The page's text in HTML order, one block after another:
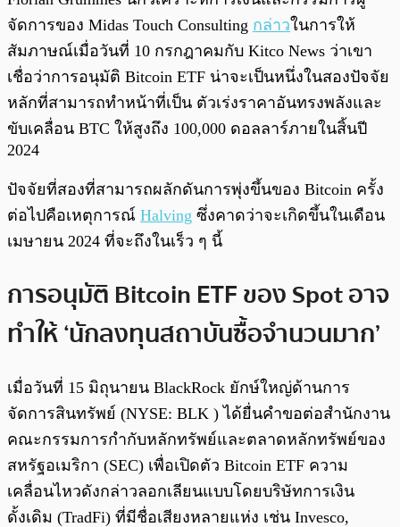
จัดการของ Midas Touch Consulting กล่าวในการให้
สัมภาษณ์เมื่อวันที่ 10 กรกฎาคมกับ Kitco News ว่าเขา
เชื่อว่าการอนุมัติ Bitcoin ETF น่าจะเป็นหนึ่งในสองปัจจัย
หลักที่สามารถทำหน้าที่เป็น ตัวเร่งราคาอันทรงพลังและ
ขับเคลื่อน BTC ให้สูงถึง 100,000 ดอลลาร์ภายในสิ้นปี
2024
ปัจจัยที่สองที่สามารถผลักดันการพุ่งขึ้นของ Bitcoin ครั้ง
ต่อไปคือเหตุการณ์ Halving ซึ่งคาดว่าจะเกิดขึ้นในเดือน
เมษายน 2024 ที่จะถึงในเร็ว ๆ นี้
การอนุมัติ Bitcoin ETF ของ Spot อาจ
ทำให้ ‘นักลงทุนสถาบันซื้อจำนวนมาก’
เมื่อวันที่ 15 มิถุนายน BlackRock ยักษ์ใหญ่ด้านการ
จัดการสินทรัพย์ (NYSE: BLK ) ได้ยื่นคำขอต่อสำนักงาน
คณะกรรมการกำกับหลักทรัพย์และตลาดหลักทรัพย์ของ
สหรัฐอเมริกา (SEC) เพื่อเปิดตัว Bitcoin ETF ความ
เคลื่อนไหวดังกล่าวลอกเลียนแบบโดยบริษัทการเงิน
ดั้งเดิม (TradFi) ที่มีชื่อเสียงหลายแห่ง เช่น Invesco,